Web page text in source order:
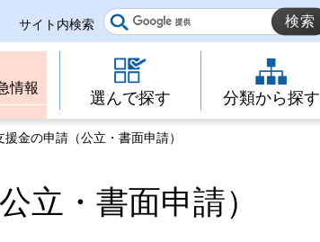
サイト内検索
情報
選んで探す 分類から探す
金の申請（公立・書面申請）
立・書面申請）